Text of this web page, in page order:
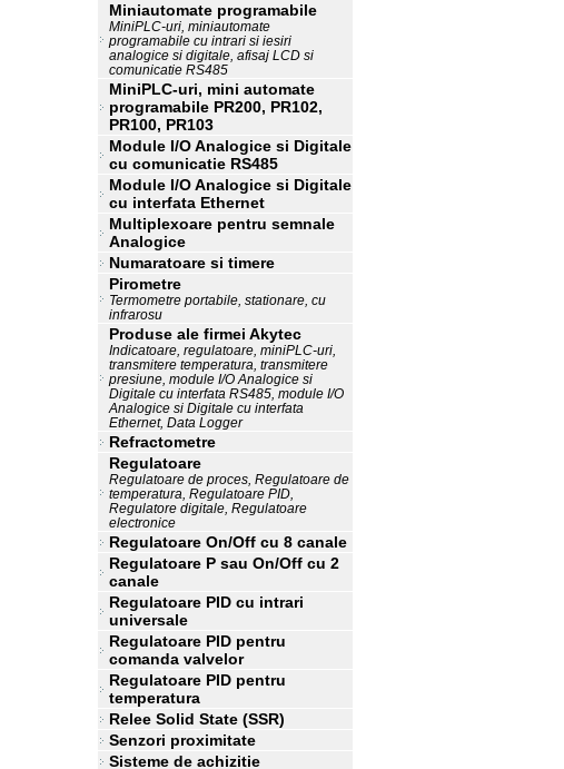
Miniautomate programabile
MiniPLC-uri, miniautomate
programabile cu intrari si iesiri
analogice si digitale, afisaj LCD si
comunicatie RS485
MiniPLC-uri, mini automate
programabile PR200, PR102,
PR100, PR103
Module I/O Analogice si Digitale
cu comunicatie RS485
Module I/O Analogice si Digitale
cu interfata Ethernet
Multiplexoare pentru semnale
Analogice
Numaratoare si timere
Pirometre
Termometre portabile, stationare, cu
infrarosu
Produse ale firmei Akytec
Indicatoare, regulatoare, miniPLC-uri,
transmitere temperatura, transmitere
presiune, module I/O Analogice si
Digitale cu interfata RS485, module I/O
Analogice si Digitale cu interfata
Ethernet, Data Logger
Refractometre
Regulatoare
Regulatoare de proces, Regulatoare de
temperatura, Regulatoare PID,
Regulatore digitale, Regulatoare
electronice
Regulatoare On/Off cu 8 canale
Regulatoare P sau On/Off cu 2
canale
Regulatoare PID cu intrari
universale
Regulatoare PID pentru
comanda valvelor
Regulatoare PID pentru
temperatura
Relee Solid State (SSR)
Senzori proximitate
Sisteme de achizitie